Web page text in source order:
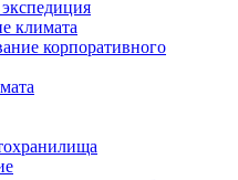
климата
корпоративного